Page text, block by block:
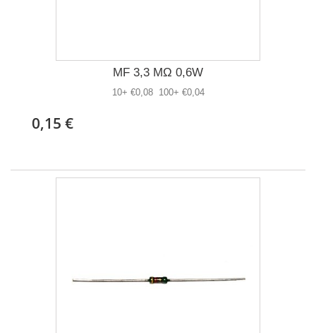
MF 3,3 MΩ 0,6W
10+ €0,08 100+ €0,04
0,15 €